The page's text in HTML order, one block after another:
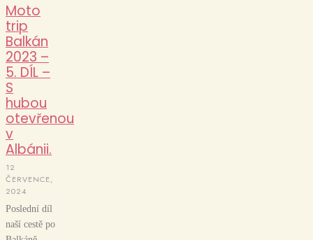
Moto
trip
Balkán
2023 –
5. DÍL –
S
hubou
otevřenou
v
Albánii.
12
ČERVENCE,
2024
Poslední díl
naší cestě po